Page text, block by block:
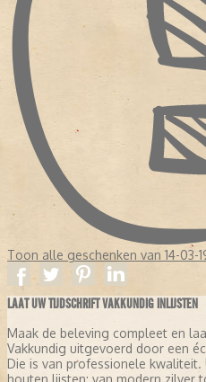
Toon alle geschenken van 14-03-
LAAT UW TIJDSCHRIFT VAKKUNDIG INLIJSTEN
Maak de beleving compleet en
Vakkundig uitgevoerd door een
Die is van professionele kwaliteit.